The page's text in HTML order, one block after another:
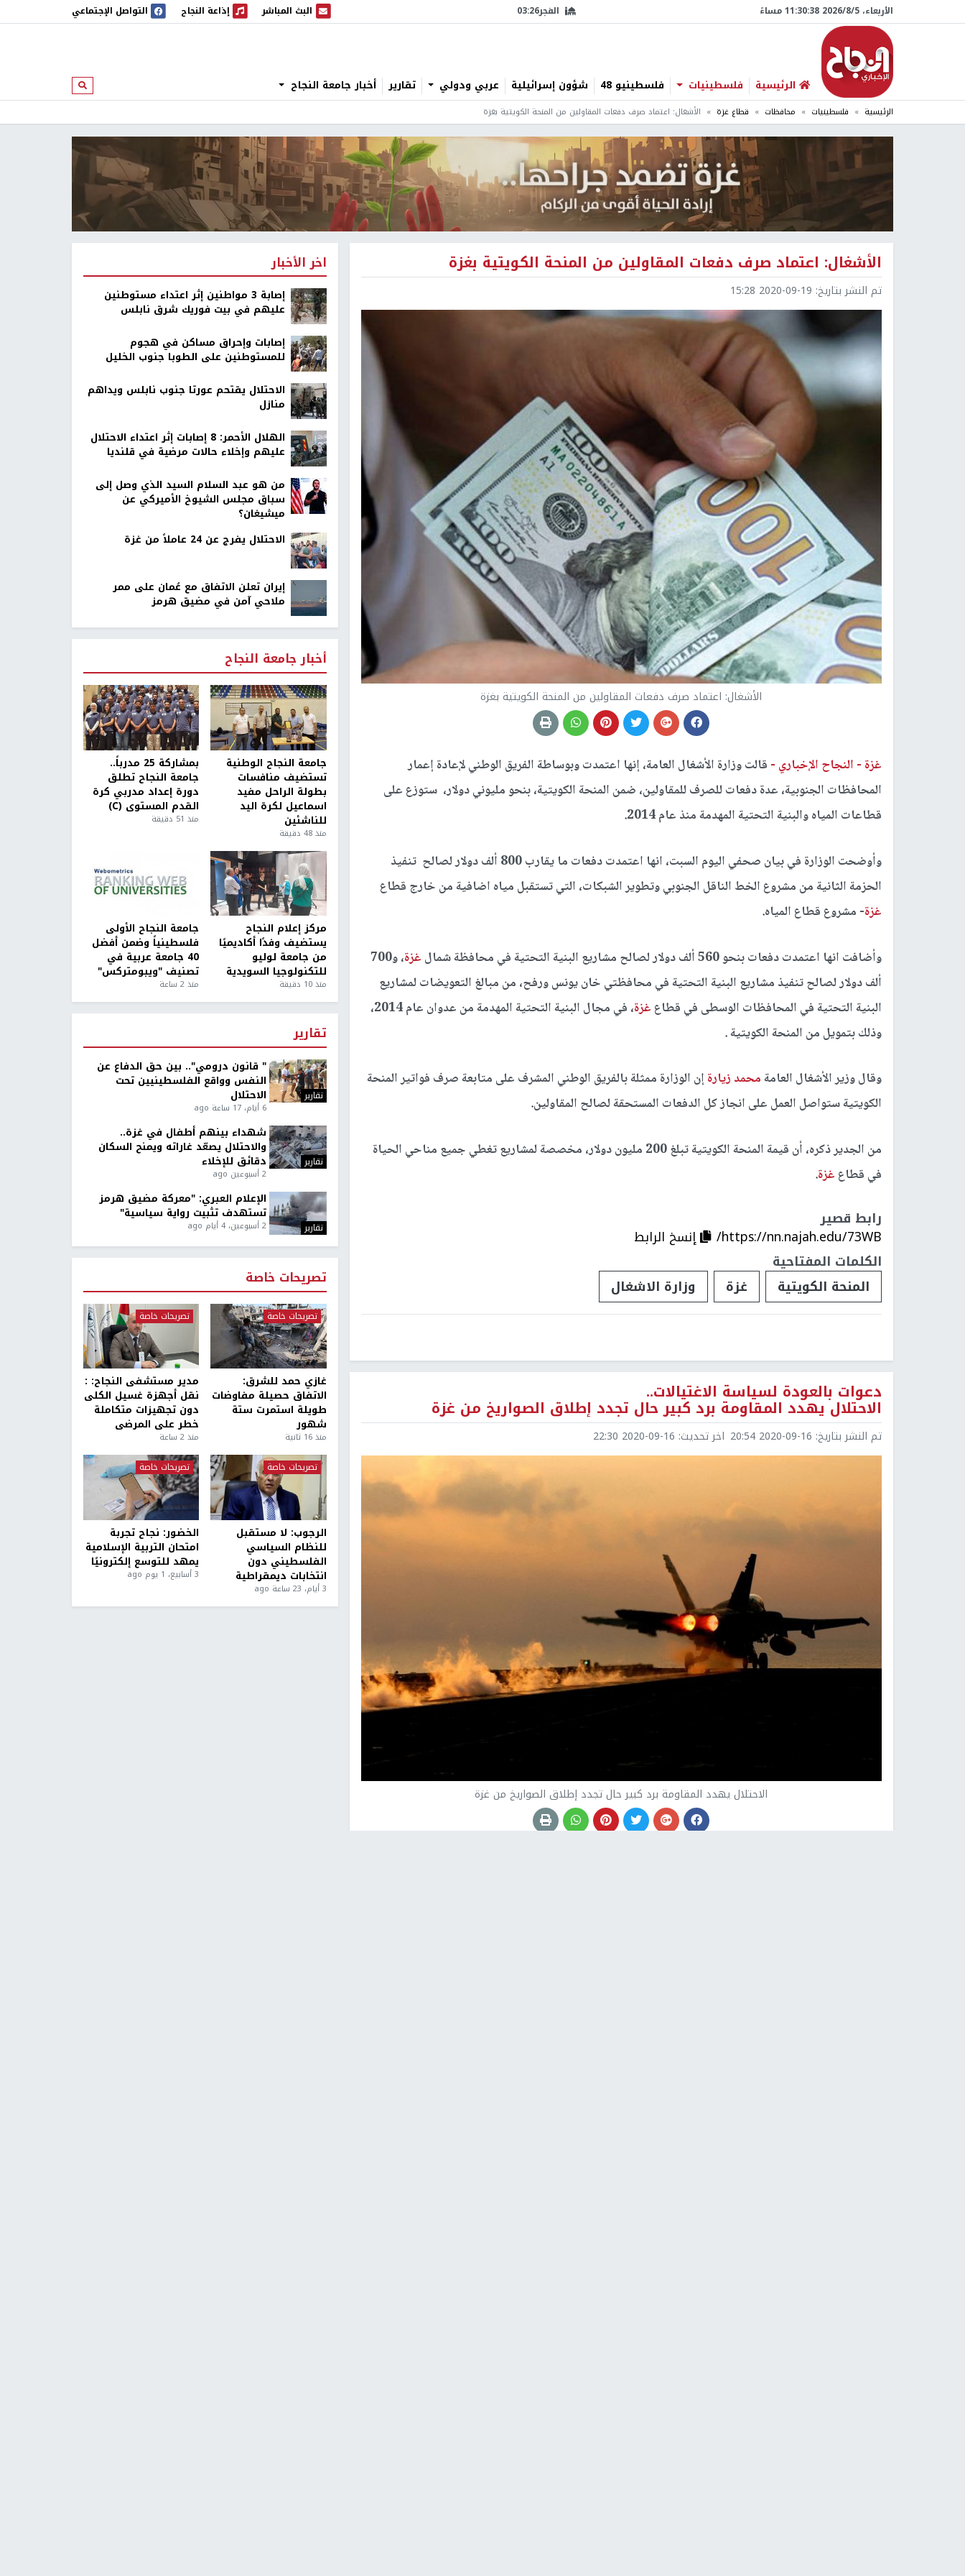
الأربعاء، 5/‏8/‏2026 11:30:39 مساءً الفجر03:26 البث المباشر
البث المباشر إذاعة النجاح
إذاعة النجاح التواصل الإجتماعي
الرئيسية فلسطينيات فلسطينيو 48 شؤون إسرائيلية عربي ودولي تقارير أخبار جامعة النجاح ابحث
الرئيسية فلسطينيات محافظات قطاع غزة الأشغال: اعتماد صرف دفعات المقاولين من المنحة الكويتية بغزة
الأشغال: اعتماد صرف دفعات المقاولين من المنحة الكويتية بغزة
تم النشر بتاريخ: 2020-09-19 15:28
الأشغال: اعتماد صرف دفعات المقاولين من المنحة الكويتية بغزة
غزة - النجاح الإخباري - قالت وزارة الأشغال العامة، إنها اعتمدت وبوساطة الفريق الوطني لإعادة إعمار
المحافظات الجنوبية، عدة دفعات للصرف للمقاولين، ضمن المنحة الكويتية، بنحو مليوني دولار، ستوزع على
قطاعات المياه والبنية التحتية المهدمة منذ عام 2014.
وأوضحت الوزارة في بيان صحفي اليوم السبت، انها اعتمدت دفعات ما يقارب 800 ألف دولار لصالح تنفيذ
الحزمة الثانية من مشروع الخط الناقل الجنوبي وتطوير الشبكات، التي تستقبل مياه اضافية من خارج قطاع
غزة- مشروع قطاع المياه.
وأضافت انها اعتمدت دفعات بنحو 560 ألف دولار لصالح مشاريع البنية التحتية في محافظة شمال غزة ، و700
ألف دولار لصالح تنفيذ مشاريع البنية التحتية في محافظتي خان يونس ورفح، من مبالغ التعويضات لمشاريع
البنية التحتية في المحافظات الوسطى في قطاع غزة
، في مجال البنية التحتية المهدمة من عدوان عام 2014،
وذلك بتمويل من المنحة الكويتية .
وقال وزير الأشغال العامةمحمد زيارةإن الوزارة ممثلة بالفريق الوطني المشرف على متابعة صرف فواتير المنحة
الكويتية ستواصل العمل على انجاز كل الدفعات المستحقة لصالح المقاولين.
من الجدير ذكره، أن قيمة المنحة الكويتية تبلغ 200 مليون دولار، مخصصة لمشاريع تغطي جميع مناحي الحياة
في قطاع غزة.
رابط قصير
https://nn.najah.edu/73WB/
إنسخ الرابط
الكلمات المفتاحية
المنحة الكويتية
غزة وزارة الاشغال
دعوات بالعودة لسياسة الاغتيالات..
الاحتلال يهدد المقاومة برد كبير حال تجدد إطلاق الصواريخ من غزة
تم النشر بتاريخ: 2020-09-16 20:54 اخر تحديث: 2020-09-16 22:30
الاحتلال يهدد المقاومة برد كبير حال تجدد إطلاق الصواريخ من غزة
اخر الأخبار
إصابة 3 مواطنين إثر اعتداء مستوطنين
عليهم في بيت فوريك شرق نابلس
إصابات وإحراق مساكن في هجوم
للمستوطنين على الطوبا جنوب الخليل
الاحتلال يقتحم عورتا جنوب نابلس ويداهم
منازل
الهلال الأحمر: 8 إصابات إثر اعتداء الاحتلال
عليهم وإخلاء حالات مرضية في قلنديا
من هو عبد السلام السيد الذي وصل إلى
سباق مجلس الشيوخ الأميركي عن
ميشيغان؟
الاحتلال يفرج عن 24 عاملاً من غزة
إيران تعلن الاتفاق مع عُمان على ممر
ملاحي آمن في مضيق هرمز
أخبار جامعة النجاح
جامعة النجاح الوطنية
تستضيف منافسات
بطولة الراحل مفيد
اسماعيل لكرة اليد
للناشئين
منذ 48 دقيقة
بمشاركة 25 مدرباً..
جامعة النجاح تطلق
دورة إعداد مدربي كرة
القدم المستوى (C)
منذ 51 دقيقة
مركز إعلام النجاح
يستضيف وفدًا أكاديميًا
من جامعة لوليو
للتكنولوجيا السويدية
منذ 10 دقيقة
جامعة النجاح الأولى
فلسطينياً وضمن أفضل
40 جامعة عربية في
تصنيف "ويبومتركس"
منذ 2 ساعة
تقارير
تقارير
" قانون درومي".. بين حق الدفاع عن
النفس وواقع الفلسطينيين تحت
الاحتلال
6 أيام، 17 ساعة ago
تقارير
شهداء بينهم أطفال في غزة..
والاحتلال يصعّد غاراته ويمنح السكان
دقائق للإخلاء
2 أسبوعين ago
تقارير
الإعلام العبري: "معركة مضيق هرمز
تستهدف تثبيت رواية سياسية"
2 أسبوعين، 4 أيام ago
تصريحات خاصة
تصريحات خاصة
غازي حمد للشرق:
الاتفاق حصيلة مفاوضات
طويلة استمرت ستة
شهور
منذ 16 ثانية
تصريحات خاصة
مدير مستشفى النجاح: :
نقل أجهزة غسيل الكلى
دون تجهيزات متكاملة
خطر على المرضى
منذ 2 ساعة
تصريحات خاصة
الرجوب: لا مستقبل
للنظام السياسي
الفلسطيني دون
انتخابات ديمقراطية
3 أيام، 23 ساعة ago
تصريحات خاصة
الخضور: نجاح تجربة
امتحان التربية الإسلامية
يمهد للتوسع إلكترونيًا
3 أسابيع، 1 يوم ago